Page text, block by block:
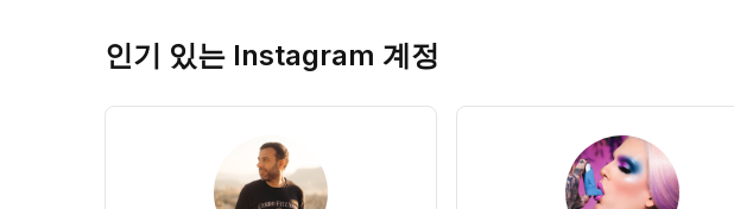
인기 있는 Instagram 계정